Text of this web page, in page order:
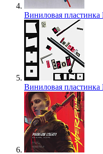
Виниловая
Виниловая